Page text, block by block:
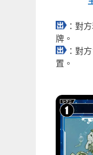
：對
牌。
：對
置。